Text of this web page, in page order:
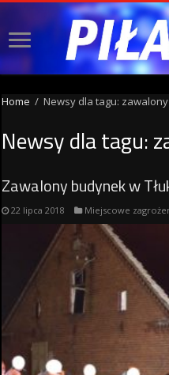
Home / Newsy dla tagu: zawalony
Newsy dla tagu:
Zawalony budynek w
22 lipca 2018 Miejscowe